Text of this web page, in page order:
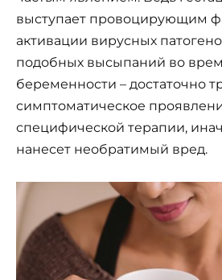
выступает провоцирующим
активации вирусных
подобных высыпаний во
беременности – достаточно
симптоматическое
специфической терапии,
нанесет необратимый вред.